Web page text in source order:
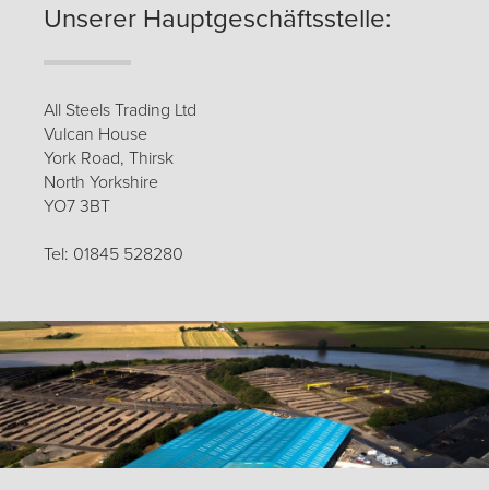
Unserer Hauptgeschäftsstelle:
All Steels Trading Ltd
Vulcan House
York Road, Thirsk
North Yorkshire
YO7 3BT
Tel: 01845 528280